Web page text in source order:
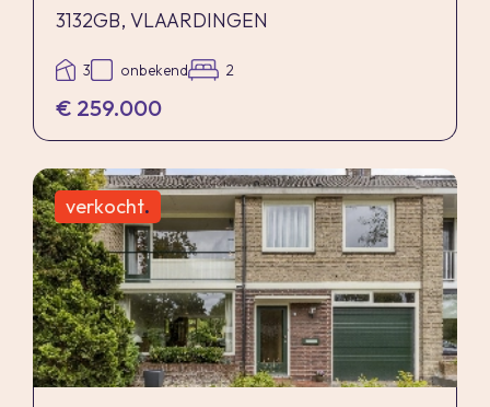
3132GB, VLAARDINGEN
3 onbekend 2
€ 259.000
verkocht.